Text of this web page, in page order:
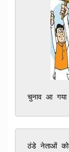
चुनाव आ गया
ठंडे नेताओं को